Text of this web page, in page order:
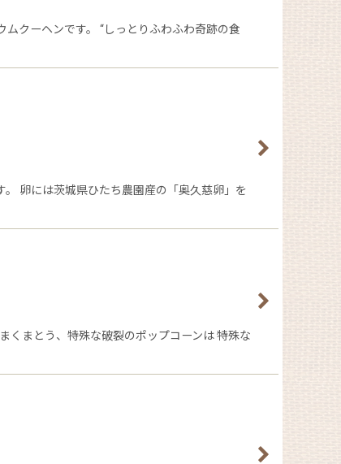
クーヘンです。 “しっとりふわふわ奇跡の食
卵には茨城県ひたち農園産の「奥久慈卵」を
くまとう、特殊な破裂のポップコーンは 特殊な